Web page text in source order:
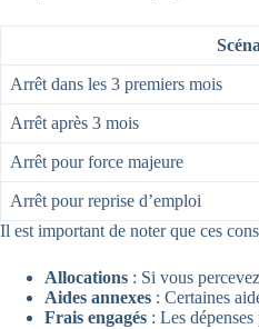
Arrêt dans les 3 premiers mois
Arrêt après 3 mois
Arrêt pour force majeure
Arrêt pour reprise d’emploi
Il est important de noter que ces
Allocations : Si vous
Aides annexes : Certaines
Frais engagés : Les